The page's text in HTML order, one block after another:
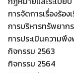
การจัดการเรื่องร้อ
การบริหารทรัพยาก
การประเมินความพึ
กิจกรรม 2563
กิจกรรม 2564